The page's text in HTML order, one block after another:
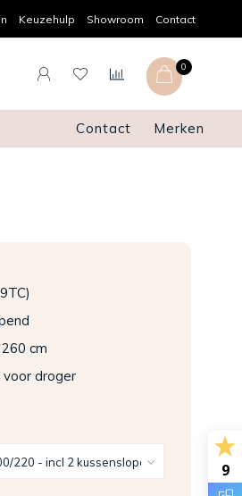
advies Gratis
Keuzehulp Showroom Contact
0
Contact Merken
cm
droger
9